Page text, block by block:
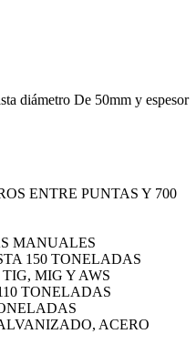
diámetro De 50mm y espesor
ENTRE PUNTAS Y 700
MANUALES
150 TONELADAS
MIG Y AWS
TONELADAS
ACERO